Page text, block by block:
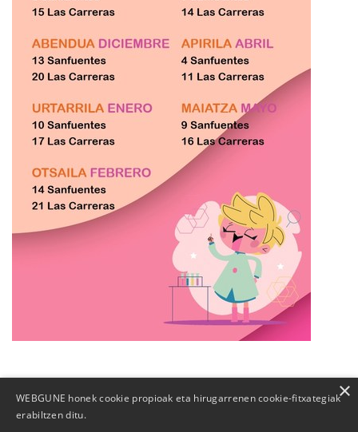
WEBGUNE honek cookie propioak eta hirugarrenen cookie-fitxategiak
erabiltzen ditu.
×